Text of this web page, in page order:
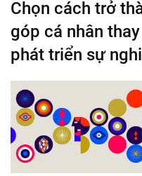
Chọn cách trở
góp cá nhân
phát triển sự